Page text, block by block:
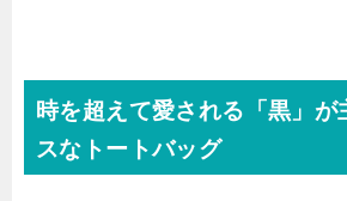
時を超えて愛される「黒」が
スなトートバッグ